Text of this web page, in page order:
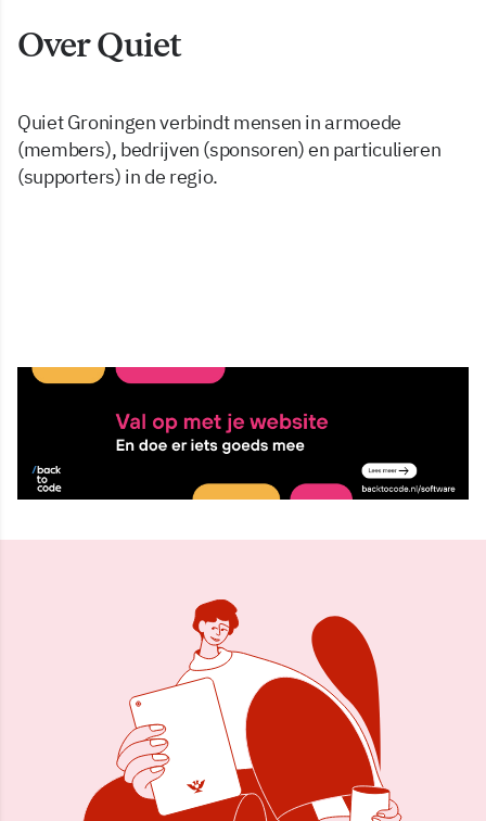
Over Quiet
Quiet Groningen verbindt mensen in armoede
(members), bedrijven (sponsoren) en particulieren
(supporters) in de regio.
8 okt 2025, 09:24
Delen